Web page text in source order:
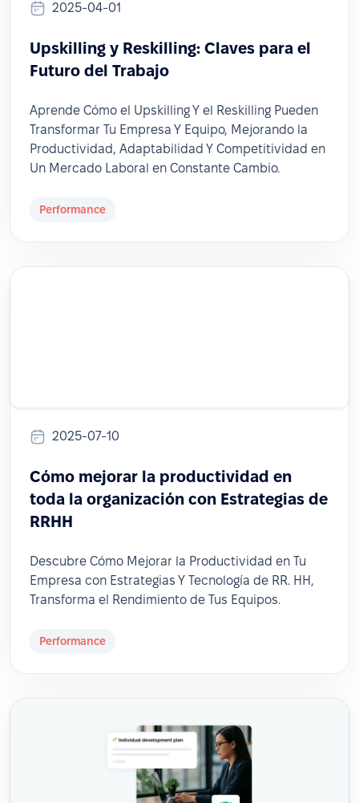
2025-04-01
Upskilling y Reskilling: Claves para el
Futuro del Trabajo
Aprende Cómo el Upskilling Y el Reskilling Pueden
Transformar Tu Empresa Y Equipo, Mejorando la
Productividad, Adaptabilidad Y Competitividad en
Un Mercado Laboral en Constante Cambio.
Performance
2025-07-10
Cómo mejorar la productividad en
toda la organización con Estrategias de
RRHH
Descubre Cómo Mejorar la Productividad en Tu
Empresa con Estrategias Y Tecnología de RR. HH,
Transforma el Rendimiento de Tus Equipos.
Performance